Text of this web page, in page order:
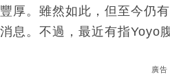
厚。雖然如此，但至今仍
息。不過，最近有指Yoyo
廣告